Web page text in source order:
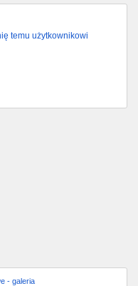
temu użytkownikowi
- galeria